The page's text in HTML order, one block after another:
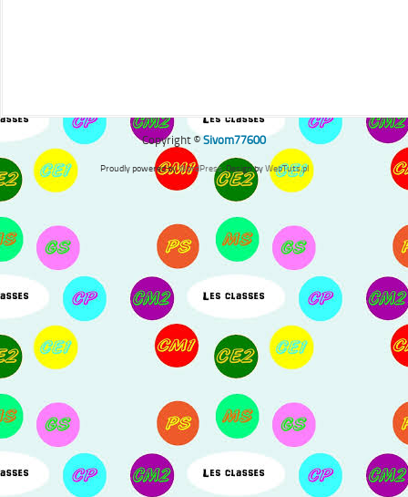
Copyright © Sivom77600
Proudly powered byWordPress. Design byWebTuts.pl